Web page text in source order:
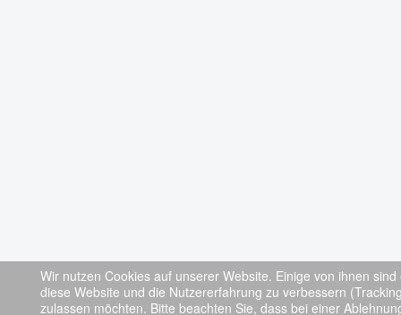
Wir nutzen Cookies auf unserer Website. Einige von ihnen
diese Website und die Nutzererfahrung zu verbessern
zulassen möchten. Bitte beachten Sie, dass bei einer